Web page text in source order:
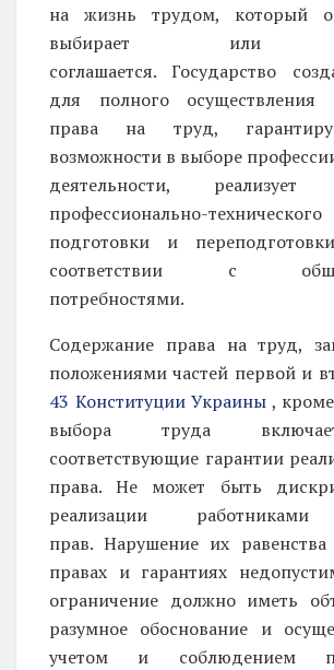
на жизнь трудом, который
выбирает или
соглашается. Государство
для полного осуществления
права на труд,
возможности в выборе
деятельности, реализует
профессионально-
подготовки и
соответствии с
потребностями.
Содержание права на труд,
положениями частей первой и
43 Конституции Украины ,
выбора труда
соответствующие гарантии
права. Не может быть
реализации
прав. Нарушение их
правах и гарантиях
ограничение должно иметь
разумное обоснование и
учетом и соблюдением